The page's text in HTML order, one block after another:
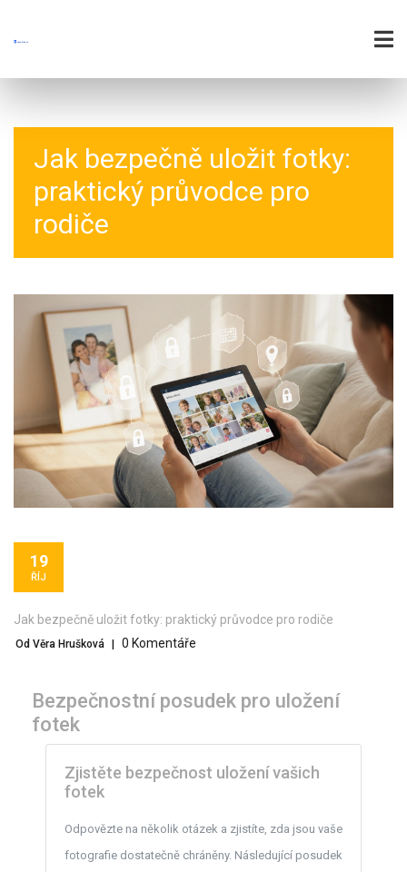
Jak bezpečně uložit fotky:
praktický průvodce pro
rodiče
19
ŘÍJ
Jak bezpečně uložit fotky: praktický průvodce pro rodiče
Od Věra Hrušková 0 Komentáře
Bezpečnostní posudek pro uložení
fotek
Zjistěte bezpečnost uložení vašich
fotek
Odpovězte na několik otázek a zjistíte, zda jsou vaše
fotografie dostatečně chráněny. Následující posudek